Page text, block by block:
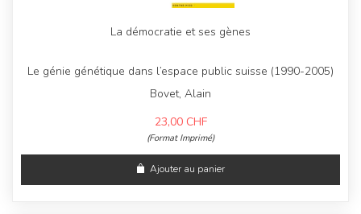
La démocratie et ses gènes
Le génie génétique dans l’espace public suisse (1990-2005)
Bovet, Alain
23,00 CHF
(Format Imprimé)
Ajouter au panier